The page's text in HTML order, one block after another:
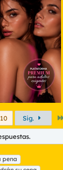
Sig.
pena